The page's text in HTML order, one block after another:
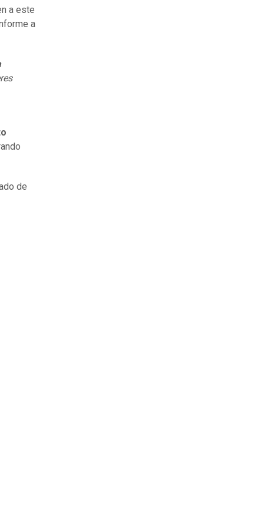
a este
a
de